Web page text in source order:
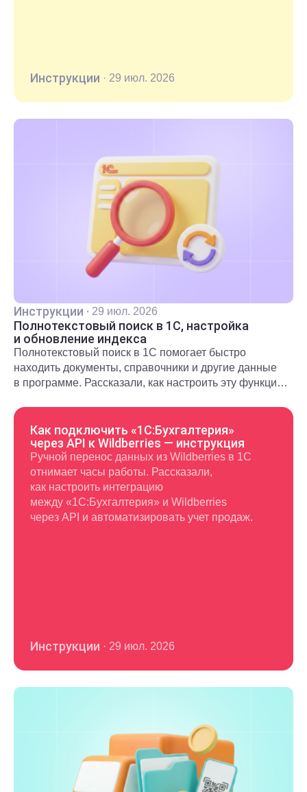
Инструкции · 29 июл. 2026
Инструкции · 29 июл. 2026
Полнотекстовый поиск в 1С, настройка
и обновление индекса
Полнотекстовый поиск в 1С помогает быстро
находить документы, справочники и другие данные
в программе. Рассказали, как настроить эту функцию
Как подключить «1С:Бухгалтерия»
через API к Wildberries — инструкция
Ручной перенос данных из Wildberries в 1С
отнимает часы работы. Рассказали,
как настроить интеграцию
между «1С:Бухгалтерия» и Wildberries
через API и автоматизировать учет продаж.
Инструкции · 29 июл. 2026